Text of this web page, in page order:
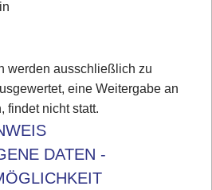
werden ausschließlich zu
eine Weitergabe an
findet nicht statt.
DATEN -